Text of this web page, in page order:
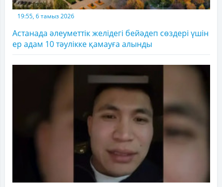
19:55, 6 тамыз 2026
Астанада әлеуметтік желідегі бейәдеп сөздері үшін
ер адам 10 тәулікке қамауға алынды